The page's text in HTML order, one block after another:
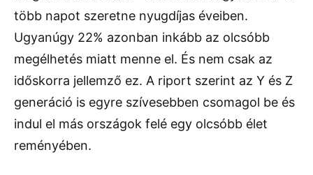
több napot szeretne nyugdíjas éveiben.
Ugyanúgy 22% azonban inkább az olcsóbb
megélhetés miatt menne el. És nem csak az
időskorra jellemző ez. A riport szerint az Y és Z
generáció is egyre szívesebben csomagol be és
indul el más országok felé egy olcsóbb élet
reményében.